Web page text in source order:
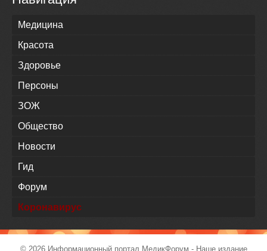
Медицина
Красота
Здоровье
Персоны
ЗОЖ
Общество
Новости
Гид
Форум
Коронавирус
© 2026 Информационный портал МедикФорум - Наше издание